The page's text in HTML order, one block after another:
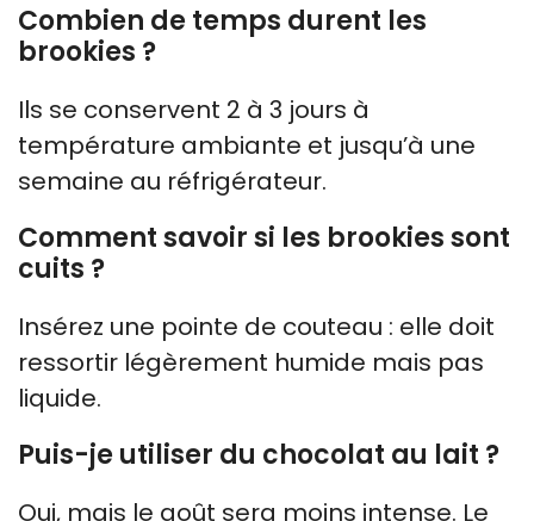
Combien de temps durent les
brookies ?
Ils se conservent 2 à 3 jours à
température ambiante et jusqu’à une
semaine au réfrigérateur.
Comment savoir si les brookies sont
cuits ?
Insérez une pointe de couteau : elle doit
ressortir légèrement humide mais pas
liquide.
Puis-je utiliser du chocolat au lait ?
Oui, mais le goût sera moins intense. Le